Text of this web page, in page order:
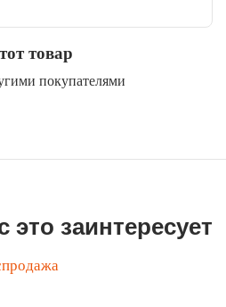
товар
покупателями
заинтересует